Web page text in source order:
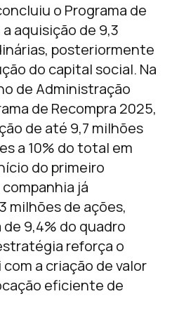
o Programa de
aquisição de 9,3
posteriormente
do capital social. Na
de Administração
de Recompra 2025,
de até 9,7 milhões
a 10% do total em
do primeiro
companhia já
milhões de ações,
9,4% do quadro
reforça o
a criação de valor
eficiente de